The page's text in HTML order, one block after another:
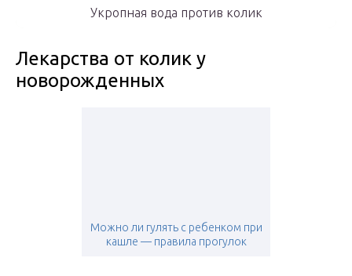
Укропная вода против колик
Лекарства от колик у
новорожденных
Можно ли гулять с ребенком при
кашле — правила прогулок